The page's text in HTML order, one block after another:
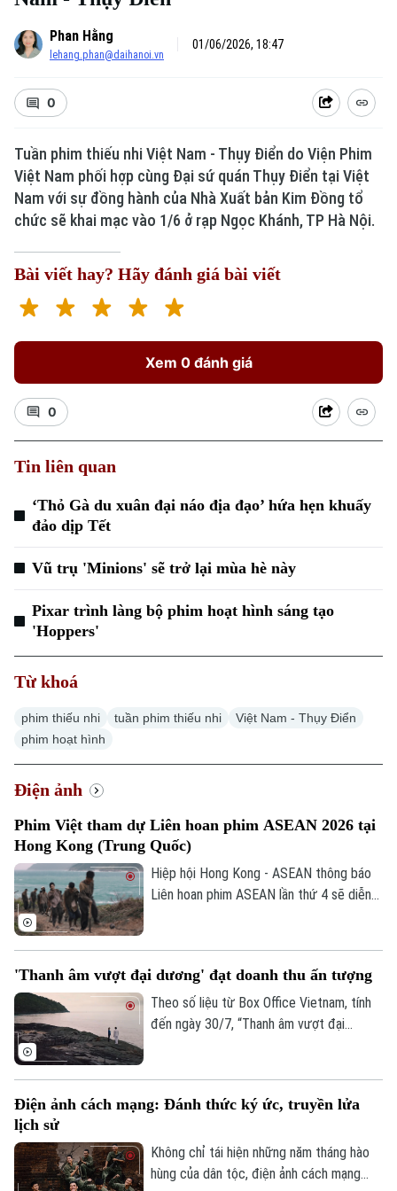
Xu hướng
Phan Hằng
lehang.phan@daihanoi.vn
01/06/2026, 18:47
0
Tuần phim thiếu nhi Việt Nam - Thụy Điển do Viện Phim
Việt Nam phối hợp cùng Đại sứ quán Thụy Điển tại Việt
Nam với sự đồng hành của Nhà Xuất bản Kim Đồng tổ
chức sẽ khai mạc vào 1/6 ở rạp Ngọc Khánh, TP Hà Nội.
Bài viết hay? Hãy đánh giá bài viết
Xem 0 đánh giá
0
Tin liên quan
‘Thỏ Gà du xuân đại náo địa đạo’ hứa hẹn khuấy
đảo dịp Tết
Vũ trụ 'Minions' sẽ trở lại mùa hè này
Pixar trình làng bộ phim hoạt hình sáng tạo
'Hoppers'
Từ khoá
phim thiếu nhi tuần phim thiếu nhi
Việt Nam - Thụy Điển
phim hoạt hình
Điện ảnh
Phim Việt tham dự Liên hoan phim ASEAN 2026 tại
Hong Kong (Trung Quốc)
Hiệp hội Hong Kong - ASEAN thông báo
Liên hoan phim ASEAN lần thứ 4 sẽ diễn
phim lần này là bộ phim "Thanh âm vượt
đại dương”.
'Thanh âm vượt đại dương' đạt doanh thu ấn tượng
Theo số liệu từ Box Office Vietnam, tính
đến ngày 30/7, “Thanh âm vượt đại
cao của phòng vé Việt.
Điện ảnh cách mạng: Đánh thức ký ức, truyền lửa
lịch sử
Không chỉ tái hiện những năm tháng hào
hùng của dân tộc, điện ảnh cách mạng